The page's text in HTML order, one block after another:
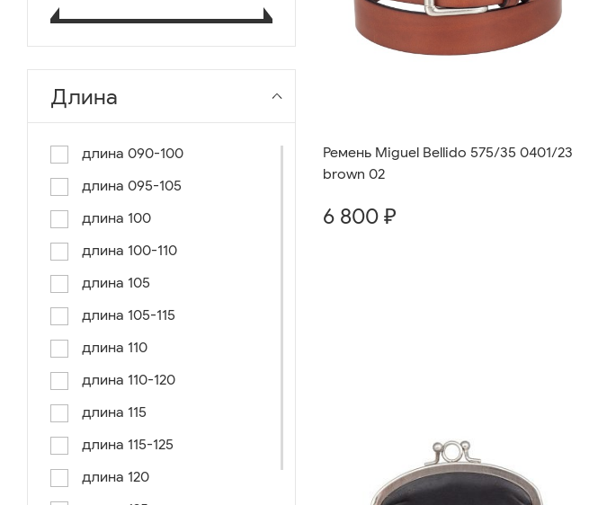
Длина
длина 090-100
длина 095-105
длина 100
длина 100-110
длина 105
длина 105-115
длина 110
длина 110-120
длина 115
длина 115-125
длина 120
Ремень Miguel Bellido 575/35 0401/23
brown 02
6 800 ₽